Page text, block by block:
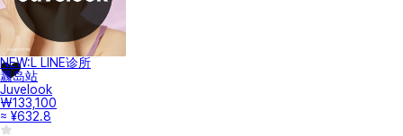
NEW:L LINE诊所
纛岛站
Juvelook
₩133,100
≈ ¥632.8